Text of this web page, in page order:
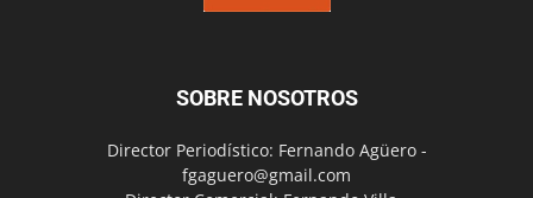
SOBRE NOSOTROS
Director Periodístico: Fernando Agüero -
fgaguero@gmail.com